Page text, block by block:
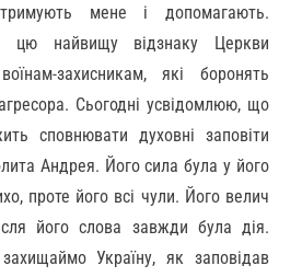
мене і допомагають.
цю найвищу відзнаку Церкви
захисникам, які боронять
Сьогодні усвідомлюю, що
сповнювати духовні заповіти
Андрея. Його сила була у його
проте його всі чули. Його велич
його слова завжди була дія.
Україну, як заповідав